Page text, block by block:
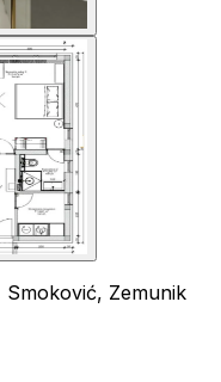
Smoković, Zemunik